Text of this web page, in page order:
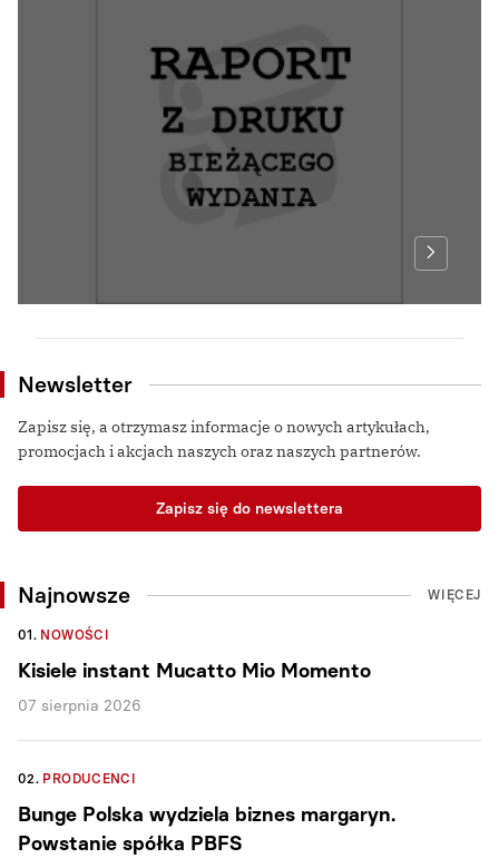
Newsletter
Zapisz się, a otrzymasz informacje o nowych artykułach,
promocjach i akcjach naszych oraz naszych partnerów.
Zapisz się do newslettera
Najnowsze WIĘCEJ
01. NOWOŚCI
Kisiele instant Mucatto Mio Momento
07 sierpnia 2026
02. PRODUCENCI
Bunge Polska wydziela biznes margaryn.
Powstanie spółka PBFS